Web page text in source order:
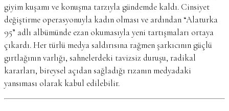
giyim kuşamı ve konuşma tarzıyla gündemde kaldı. Cinsiyet
değiştirme operasyonuyla kadın olması ve ardından “Alaturka
95” adlı albümünde ezan okumasıyla yeni tartışmaları ortaya
çıkardı. Her türlü medya saldırısına rağmen şarkıcının güçlü
gırtlağının varlığı, sahnelerdeki tavizsiz duruşu, radikal
kararları, bireysel açıdan sağladığı rızanın medyadaki
yansıması olarak kabul edilebilir.